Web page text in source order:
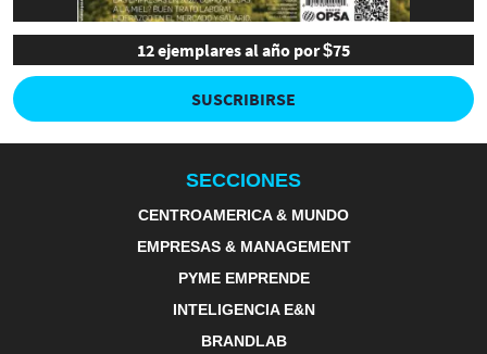
12 ejemplares al año por $75
SUSCRIBIRSE
SECCIONES
CENTROAMERICA & MUNDO
EMPRESAS & MANAGEMENT
PYME EMPRENDE
INTELIGENCIA E&N
BRANDLAB